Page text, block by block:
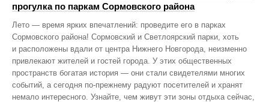
прогулка по паркам Сормовского района
Лето — время ярких впечатлений: проведите его в парках
Сормовского района! Сормовский и Светлоярский парки, хоть
и расположены вдали от центра Нижнего Новгорода, неизменно
привлекают жителей и гостей города. У этих общественных
пространств богатая история — они стали свидетелями многих
событий, а сегодня по‑прежнему радуют посетителей и хранят
немало интересного. Узнайте, чем живут эти зоны отдыха сейчас,